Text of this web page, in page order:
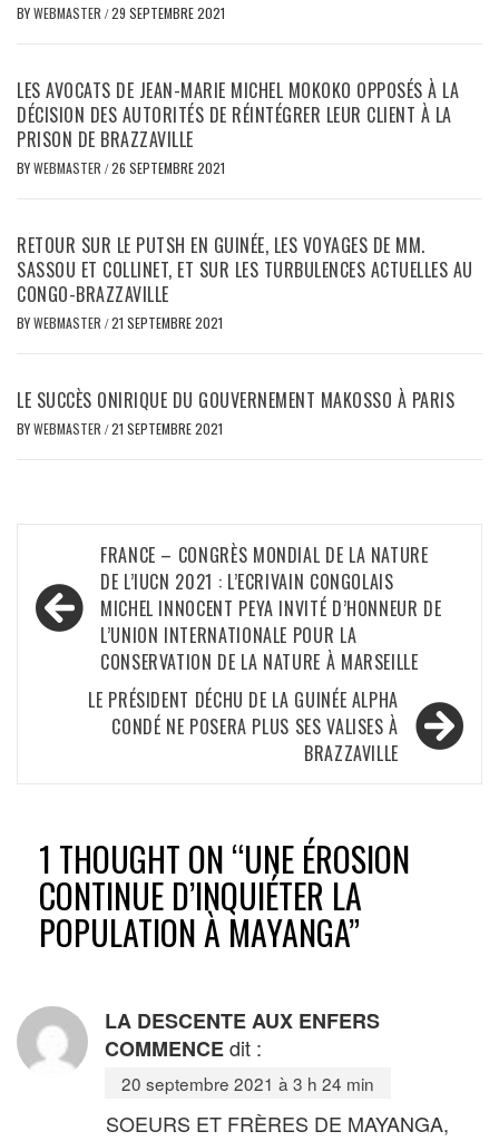
BYWEBMASTER /29 SEPTEMBRE 2021
LES AVOCATS DE JEAN-MARIE MICHEL MOKOKO OPPOSÉS À LA
DÉCISION DES AUTORITÉS DE RÉINTÉGRER LEUR CLIENT À LA
PRISON DE BRAZZAVILLE
BYWEBMASTER /26 SEPTEMBRE 2021
RETOUR SUR LE PUTSH EN GUINÉE, LES VOYAGES DE MM.
SASSOU ET COLLINET, ET SUR LES TURBULENCES ACTUELLES AU
CONGO-BRAZZAVILLE
BYWEBMASTER /21 SEPTEMBRE 2021
LE SUCCÈS ONIRIQUE DU GOUVERNEMENT MAKOSSO À PARIS
BYWEBMASTER /21 SEPTEMBRE 2021
Navigation
de
l’article
FRANCE – CONGRÈS MONDIAL DE LA NATURE
DE L’IUCN 2021 : L’ECRIVAIN CONGOLAIS
MICHEL INNOCENT PEYA INVITÉ D’HONNEUR DE
L’UNION INTERNATIONALE POUR LA
CONSERVATION DE LA NATURE À MARSEILLE
LE PRÉSIDENT DÉCHU DE LA GUINÉE ALPHA
CONDÉ NE POSERA PLUS SES VALISES À
BRAZZAVILLE
1 THOUGHT ON “UNE ÉROSION
CONTINUE D’INQUIÉTER LA
POPULATION À MAYANGA”
LA DESCENTE AUX ENFERS
COMMENCEdit :
20 septembre 2021 à 3 h 24 min
SOEURS ET FRÈRES DE MAYANGA,